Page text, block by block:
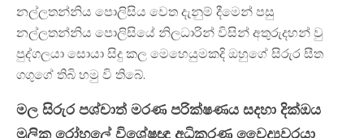
නල්ලතන්නිය පොලිසිය වෙත දැනුම් දීමෙන් පසු
නල්ලතන්නිය පොලිසියේ නිලධාරින් විසින් අතුරුදහන් වු
පුද්ගලයා සොයා සිදු කල මෙහෙයුමකදි ඔහුගේ සිරුර සීත
ගගුගේ තිබි හමු වි තිබේ.
මල සිරුර පශ්චාත් මරණ පරික්ෂණය සදහා දික්ඔය
මුලික රෝහලේ විශේෂඥ අධිකරණ වෛද්‍යවරයා